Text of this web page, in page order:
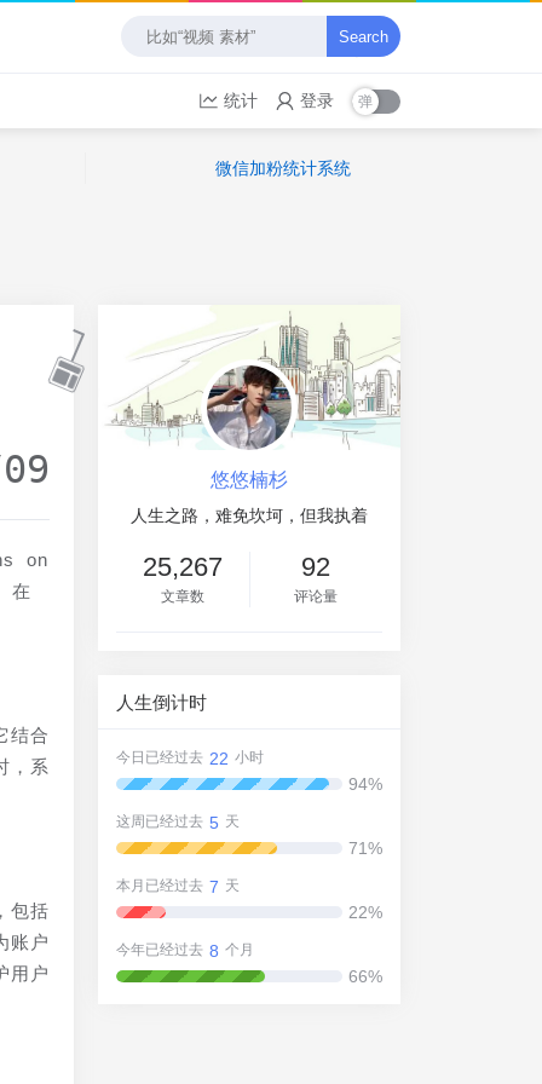
Search
统计 登录
微信加粉统计系统
on
在
结合
，系
包括
账户
用户
悠悠楠杉
人生之路，难免坎坷，但我执着
25,267
文章数
92
评论量
人生倒计时
今日已经过去 22 小时
94%
这周已经过去 5 天
71%
本月已经过去 7 天
22%
今年已经过去 8 个月
66%